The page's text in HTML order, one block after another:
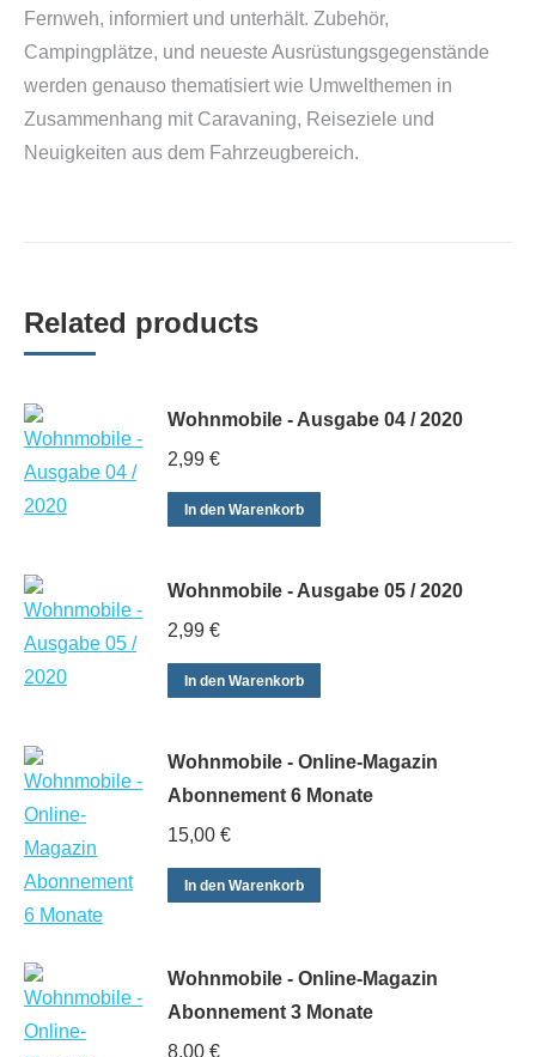
Fernweh, informiert und unterhält. Zubehör,
Campingplätze, und neueste Ausrüstungsgegenstände
werden genauso thematisiert wie Umwelthemen in
Zusammenhang mit Caravaning, Reiseziele und
Neuigkeiten aus dem Fahrzeugbereich.
Related products
Wohnmobile - Ausgabe 04 / 2020
2,99 €
In den Warenkorb
Wohnmobile - Ausgabe 05 / 2020
2,99 €
In den Warenkorb
Wohnmobile - Online-Magazin
Abonnement 6 Monate
15,00 €
In den Warenkorb
Wohnmobile - Online-Magazin
Abonnement 3 Monate
8,00 €